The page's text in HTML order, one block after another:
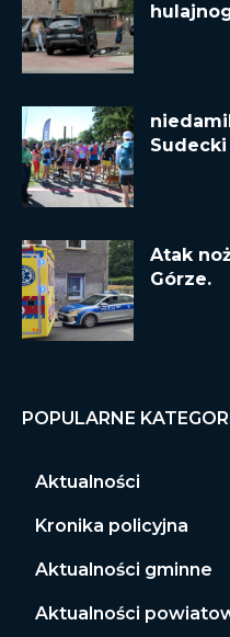
Sudecki
Atak
Górze.
POPULARNE
Aktualności
Kronika policyjna
Aktualności gminne
Aktualności